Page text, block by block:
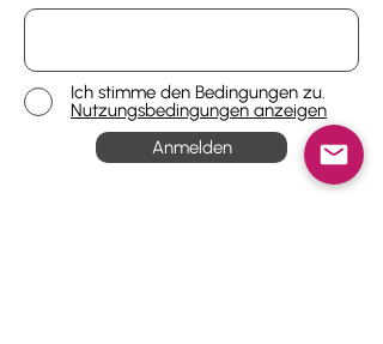
Ich stimme den Bedingungen zu.
Nutzungsbedingungen anzeigen
Anmelden